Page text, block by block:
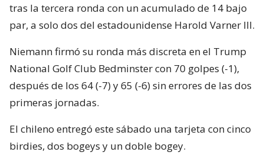
tras la tercera ronda con un acumulado de 14 bajo
par, a solo dos del estadounidense Harold Varner III.
Niemann firmó su ronda más discreta en el Trump
National Golf Club Bedminster con 70 golpes (-1),
después de los 64 (-7) y 65 (-6) sin errores de las dos
primeras jornadas.
El chileno entregó este sábado una tarjeta con cinco
birdies, dos bogeys y un doble bogey.